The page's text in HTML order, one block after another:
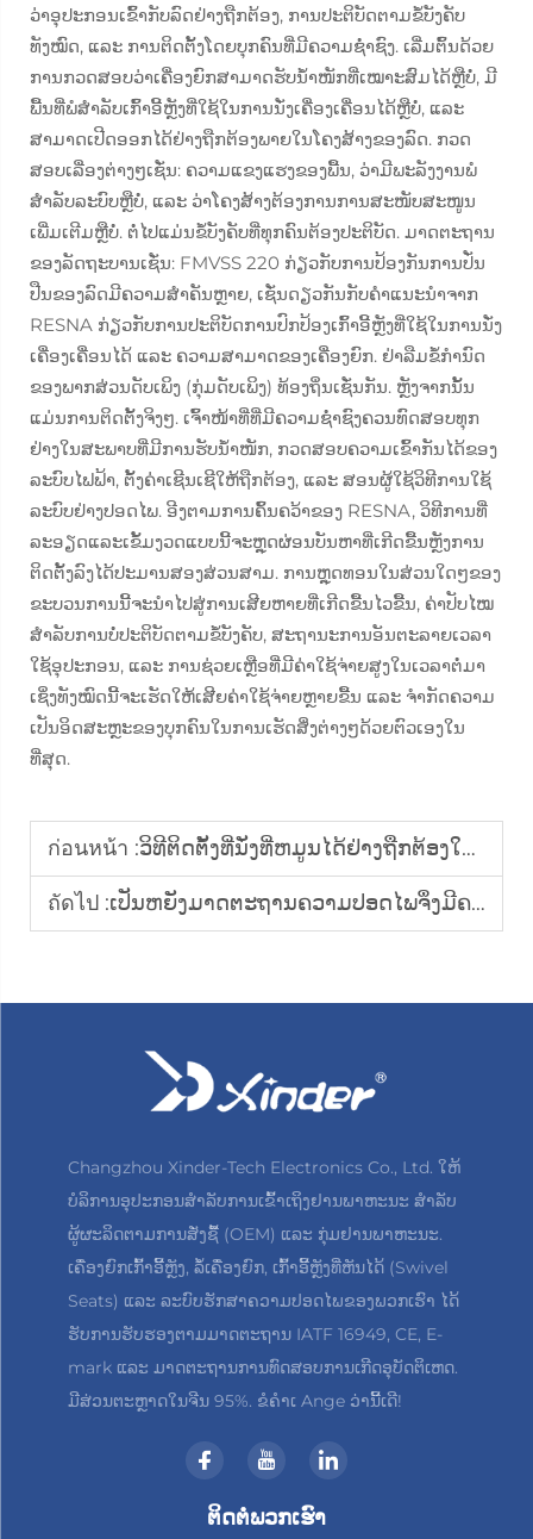
ວ່າອຸປະກອນເຂົ້າກັບລົດຢ່າງຖືກຕ້ອງ, ການປະຕິບັດຕາມຂໍ້ບັງຄັບ
ທັງໝົດ, ແລະ ການຕິດຕັ້ງໂດຍບຸກຄົນທີ່ມີຄວາມຊ່ຳຊົງ. ເລີ່ມຕົ້ນດ້ວຍ
ການກວດສອບວ່າເຄື່ອງຍົກສາມາດຮັບນ້ຳໜັກທີ່ເໝາະສົມໄດ້ຫຼືບໍ່, ມີ
ພື້ນທີ່ພໍສຳລັບເກົ້າອີ້ຫຼັງທີ່ໃຊ້ໃນການນັ່ງເຄື່ອງເຄື່ອນໄດ້ຫຼືບໍ່, ແລະ
ສາມາດເປີດອອກໄດ້ຢ່າງຖືກຕ້ອງພາຍໃນໂຄງສ້າງຂອງລົດ. ກວດ
ສອບເລື່ອງຕ່າງໆເຊັ່ນ: ຄວາມແຂງແຮງຂອງພື້ນ, ວ່າມີພະລັງງານພໍ
ສຳລັບລະບົບຫຼືບໍ່, ແລະ ວ່າໂຄງສ້າງຕ້ອງການການສະໜັບສະໜູນ
ເພີ່ມເຕີມຫຼືບໍ່. ຕໍ່ໄປແມ່ນຂໍ້ບັງຄັບທີ່ທຸກຄົນຕ້ອງປະຕິບັດ. ມາດຕະຖານ
ຂອງລັດຖະບານເຊັ່ນ: FMVSS 220 ກ່ຽວກັບການປ້ອງກັນການປັ່ນ
ປືນຂອງລົດມີຄວາມສຳຄັນຫຼາຍ, ເຊັ່ນດຽວກັນກັບຄຳແນະນຳຈາກ
RESNA ກ່ຽວກັບການປະຕິບັດການປົກປ້ອງເກົ້າອີ້ຫຼັງທີ່ໃຊ້ໃນການນັ່ງ
ເຄື່ອງເຄື່ອນໄດ້ ແລະ ຄວາມສາມາດຂອງເຄື່ອງຍົກ. ຢ່າລືມຂໍ້ກຳນົດ
ຂອງພາກສ່ວນດັບເພິງ (ກຸ່ມດັບເພິງ) ທ້ອງຖິ່ນເຊັ່ນກັນ. ຫຼັງຈາກນັ້ນ
ແມ່ນການຕິດຕັ້ງຈິງໆ. ເຈົ້າໜ້າທີ່ທີ່ມີຄວາມຊ່ຳຊົງຄວນທົດສອບທຸກ
ຢ່າງໃນສະພາບທີ່ມີການຮັບນ້ຳໜັກ, ກວດສອບຄວາມເຂົ້າກັນໄດ້ຂອງ
ລະບົບໄຟຟ້າ, ຕັ້ງຄ່າເຊີນເຊີໃຫ້ຖືກຕ້ອງ, ແລະ ສອນຜູ້ໃຊ້ວິທີການໃຊ້
ລະບົບຢ່າງປອດໄພ. ອີງຕາມການຄົ້ນຄວ້າຂອງ RESNA, ວິທີການທີ່
ລະອຽດແລະເຂັ້ມງວດແບບນີ້ຈະຫຼຸດຜ່ອນບັນຫາທີ່ເກີດຂື້ນຫຼັງການ
ຕິດຕັ້ງລົງໄດ້ປະມານສອງສ່ວນສາມ. ການຫຼຸດທອນໃນສ່ວນໃດໆຂອງ
ຂະບວນການນີ້ຈະນຳໄປສູ່ການເສີຍຫາຍທີ່ເກີດຂື້ນໄວຂື້ນ, ຄ່າປັບໄໝ
ສຳລັບການບໍ່ປະຕິບັດຕາມຂໍ້ບັງຄັບ, ສະຖານະການອັນຕະລາຍເວລາ
ໃຊ້ອຸປະກອນ, ແລະ ການຊ່ວຍເຫຼືອທີ່ມີຄ່າໃຊ້ຈ່າຍສູງໃນເວລາຕໍ່ມາ
ເຊິ່ງທັງໝົດນີ້ຈະເຮັດໃຫ້ເສີຍຄ່າໃຊ້ຈ່າຍຫຼາຍຂື້ນ ແລະ ຈຳກັດຄວາມ
ເປັນອິດສະຫຼະຂອງບຸກຄົນໃນການເຮັດສິ່ງຕ່າງໆດ້ວຍຕົວເອງໃນ
ທີ່ສຸດ.
ก่อนหน้า :ວິທີຕິດຕັ້ງທີ່ນັ່ງທີ່ຫມູນໄດ້ຢ່າງຖືກຕ້ອງໃນລົດຂອງທ່ານ
ถัดไป :ເປັນຫຍັງມາດຕະຖານຄວາມປອດໄພຈຶ່ງມີຄວາມສຳຄັນຢ່າງຍິ່ງຕໍ່ລະບົບຍົກເຄື່ອງນັ່ງລ້ອມລໍາຕົ້ນສຳລັບຢານພາຫະນະເພື່ອການຄ້າ?
Changzhou Xinder-Tech Electronics Co., Ltd. ໃຫ້
ບໍລິການອຸປະກອນສຳລັບການເຂົ້າເຖິງຢານພາຫະນະ ສຳລັບ
ຜູ້ຜະລິດຕາມການສັ່ງຊື້ (OEM) ແລະ ກຸ່ມຢານພາຫະນະ.
ເຄື່ອງຍົກເກົ້າອີ້ຫຼັງ, ລໍ້ເຄື່ອງຍົກ, ເກົ້າອີ້ຫຼັງທີ່ຫັນໄດ້ (Swivel
Seats) ແລະ ລະບົບຮັກສາຄວາມປອດໄພຂອງພວກເຮົາ ໄດ້
ຮັບການຮັບຮອງຕາມມາດຕະຖານ IATF 16949, CE, E-
mark ແລະ ມາດຕະຖານການທົດສອບການເກີດອຸບັດຕິເຫດ.
ມີສ່ວນຕະຫຼາດໃນຈີນ 95%. ຂໍຄຳເ Ange ວ່ານີ້ເດີ!
ຕິດຕໍ່ພວກເຮົາ